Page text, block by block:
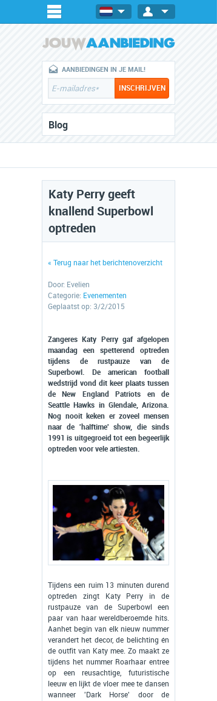
AANBIEDINGEN IN JE MAIL!
Blog
Katy Perry geeft
knallend Superbowl
optreden
« Terug naar het berichtenoverzicht
Door: Evelien
Categorie: Evenementen
Geplaatst op: 3/2/2015
Zangeres Katy Perry gaf afgelopen
maandag een spetterend optreden
tijdens de rustpauze van de
Superbowl. De american football
wedstrijd vond dit keer plaats tussen
de New England Patriots en de
Seattle Hawks in Glendale, Arizona.
Nog nooit keken er zoveel mensen
naar de 'halftime' show, die sinds
1991 is uitgegroeid tot een begeerlijk
optreden voor vele artiesten.
Tijdens een ruim 13 minuten durend
optreden zingt Katy Perry in de
rustpauze van de Superbowl een
paar van haar wereldberoemde hits.
Aanhet begin van elk nieuw nummer
verandert het decor, de belichting én
de outfit van Katy mee. Zo maakt ze
tijdens het nummer Roarhaar entree
op een reusachtige, futuristische
leeuw en lijkt de vloer mee te dansen
wanneer 'Dark Horse' door de